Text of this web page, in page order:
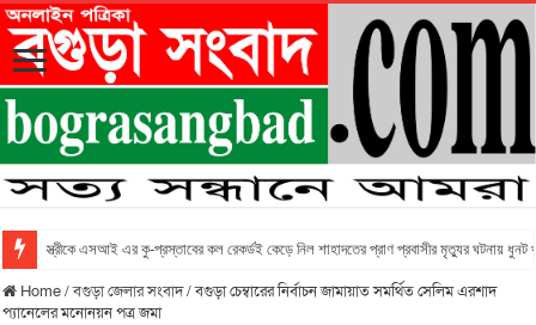
স্ত্রীকে এসআই এর কু-প্রস্তাবের কল রেকর্ডই কেড়ে নিল শাহাদতের প্রাণ প্রবাসীর মৃত্যুর ঘটনায় ধুনট
Home/বগুড়া জেলার সংবাদ/বগুড়া চেম্বারের নির্বাচন জামায়াত সমর্থিত সেলিম এরশাদ
প্যানেলের মনোনয়ন পত্র জমা